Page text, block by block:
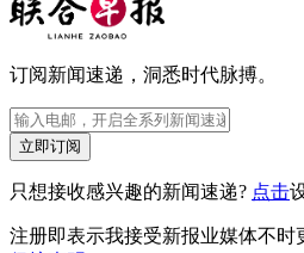
订阅新闻速递，洞悉时代脉搏。
立即订阅
只想接收感兴趣的新闻速递? 点击
注册即表示我接受新报业媒体不时